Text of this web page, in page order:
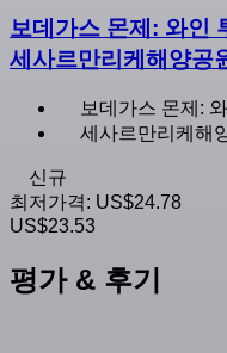
보데가스 몬제: 와인
세사르만리케해양공
보데가스 몬제:
세사르만리케해
신규
최저가격: US$24.78
US$23.53
평가 & 후기